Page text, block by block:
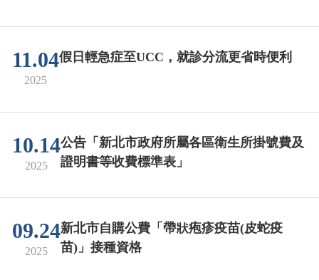
11.04
2025
假日輕急症至UCC，就診分流更省時便利
10.14
2025
公告「新北市政府所屬各區衛生所掛號費及
證明書等收費標準表」
09.24
2025
新北市自購公費「帶狀疱疹疫苗(皮蛇疫
苗)」接種資格